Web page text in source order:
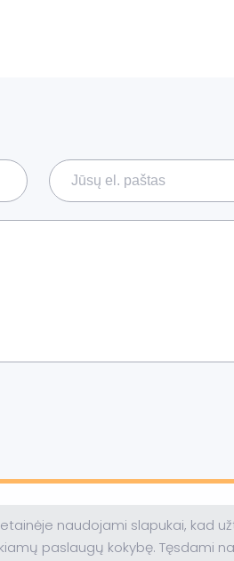
naudojami slapukai, kad
paslaugų kokybę. Tęsdami